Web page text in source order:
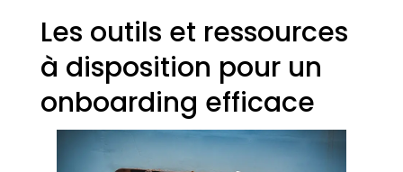
Les outils et ressources
à disposition pour un
onboarding efficace